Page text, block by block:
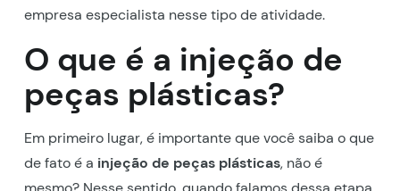
empresa especialista nesse tipo de atividade.
O que é a injeção de
peças plásticas?
Em primeiro lugar, é importante que você saiba o que
de fato é a injeção de peças plásticas, não é